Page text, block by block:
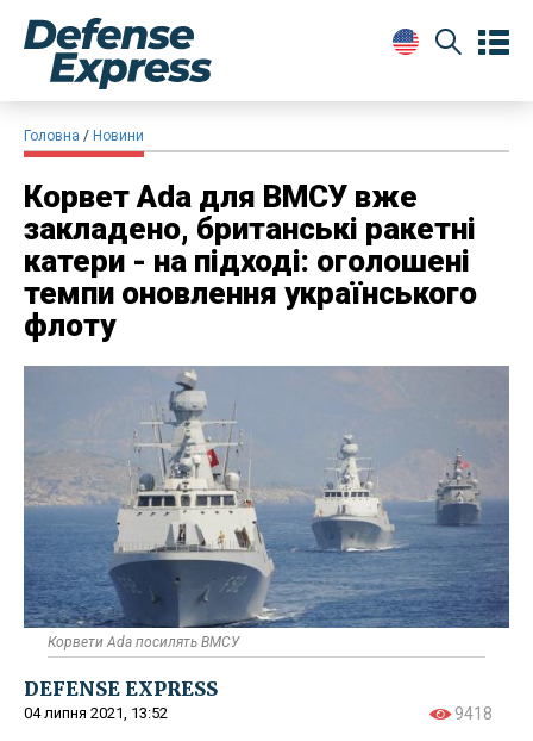
Головна Новини
Корвет Ada для ВМСУ вже
закладено, британські ракетні
катери - на підході: оголошені
темпи оновлення українського
флоту
Корвети Ada посилять ВМСУ
DEFENSE EXPRESS
04 липня 2021, 13:52 9418